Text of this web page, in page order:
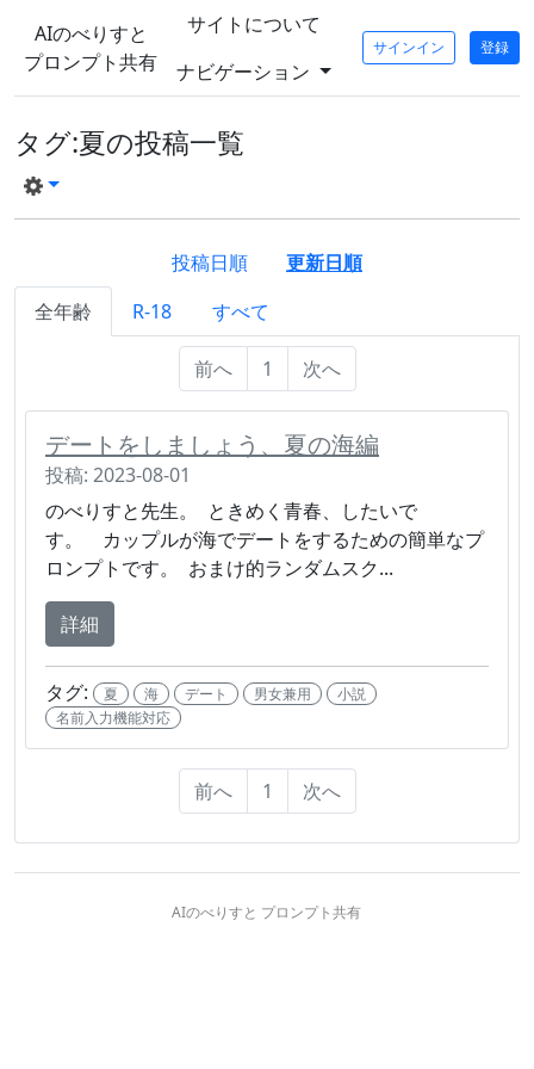
AIのべりすと
プロンプト共有
サイトについて
ナビゲーション
サインイン 登録
タグ:夏の投稿一覧
投稿日順
更新日順
全年齢
R-18 すべて
前へ 1 次へ
デートをしましょう、夏の海編
投稿: 2023-08-01
のべりすと先生。 ときめく青春、したいで
す。 カップルが海でデートをするための簡単なプ
ロンプトです。 おまけ的ランダムスク...
詳細
タグ: 夏 海 デート 男女兼用
小説
名前入力機能対応
前へ 1 次へ
AIのべりすと プロンプト共有